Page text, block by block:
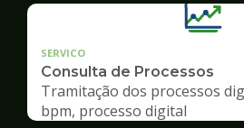
SERVICO
Consulta de Processos
Tramitação dos processos
bpm, processo digital